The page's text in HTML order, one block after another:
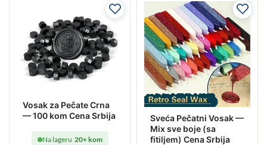
Vosak za Pečate Crna
— 100 kom Cena Srbija
Na lageru 20+ kom
Sveća Pečatni Vosak —
Mix sve boje (sa
fitiljem) Cena Srbija